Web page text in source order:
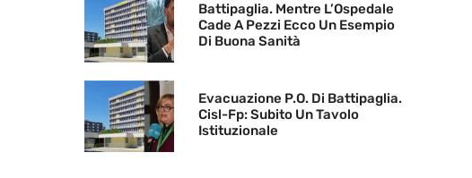
Battipaglia. Mentre L’Ospedale
Cade A Pezzi Ecco Un Esempio
Di Buona Sanità
Evacuazione P.O. Di Battipaglia.
Cisl-Fp: Subito Un Tavolo
Istituzionale